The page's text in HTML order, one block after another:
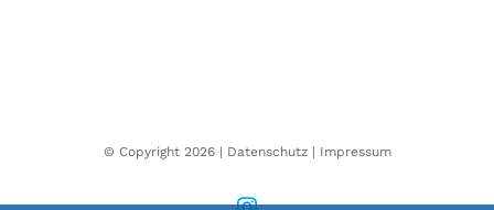
© Copyright 2026 | Datenschutz| Impressum